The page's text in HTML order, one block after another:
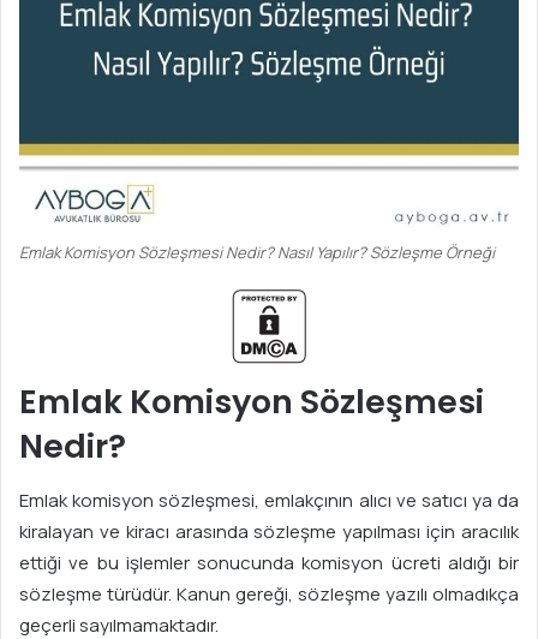
Emlak Komisyon Sözleşmesi Nedir? Nasıl Yapılır? Sözleşme Örneği
Emlak Komisyon Sözleşmesi
Nedir?
Emlak komisyon sözleşmesi, emlakçının alıcı ve satıcı ya da
kiralayan ve kiracı arasında sözleşme yapılması için aracılık
ettiği ve bu işlemler sonucunda komisyon ücreti aldığı bir
sözleşme türüdür. Kanun gereği, sözleşme yazılı olmadıkça
geçerli sayılmamaktadır.